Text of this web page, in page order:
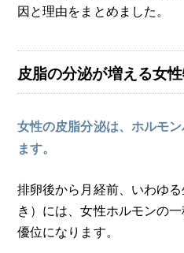
因と理由をまとめました。
皮脂の分泌が増える女
女性の皮脂分泌は、ホルモ
ます。
排卵後から月経前、いわゆ
き）には、女性ホルモンの
優位になります。